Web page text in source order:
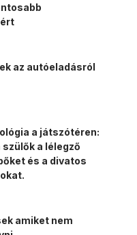
az autóeladásról
a játszótéren:
a lélegző
és a divatos
amiket nem